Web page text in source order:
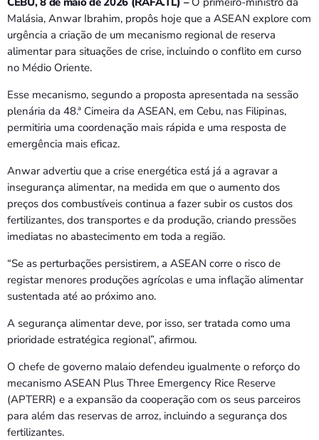
Malásia, Anwar Ibrahim, propôs hoje que a ASEAN explore com
urgência a criação de um mecanismo regional de reserva
alimentar para situações de crise, incluindo o conflito em curso
no Médio Oriente.
Esse mecanismo, segundo a proposta apresentada na sessão
plenária da 48.ª Cimeira da ASEAN, em Cebu, nas Filipinas,
permitiria uma coordenação mais rápida e uma resposta de
emergência mais eficaz.
Anwar advertiu que a crise energética está já a agravar a
insegurança alimentar, na medida em que o aumento dos
preços dos combustíveis continua a fazer subir os custos dos
fertilizantes, dos transportes e da produção, criando pressões
imediatas no abastecimento em toda a região.
“Se as perturbações persistirem, a ASEAN corre o risco de
registar menores produções agrícolas e uma inflação alimentar
sustentada até ao próximo ano.
A segurança alimentar deve, por isso, ser tratada como uma
prioridade estratégica regional”, afirmou.
O chefe de governo malaio defendeu igualmente o reforço do
mecanismo ASEAN Plus Three Emergency Rice Reserve
(APTERR) e a expansão da cooperação com os seus parceiros
para além das reservas de arroz, incluindo a segurança dos
fertilizantes.